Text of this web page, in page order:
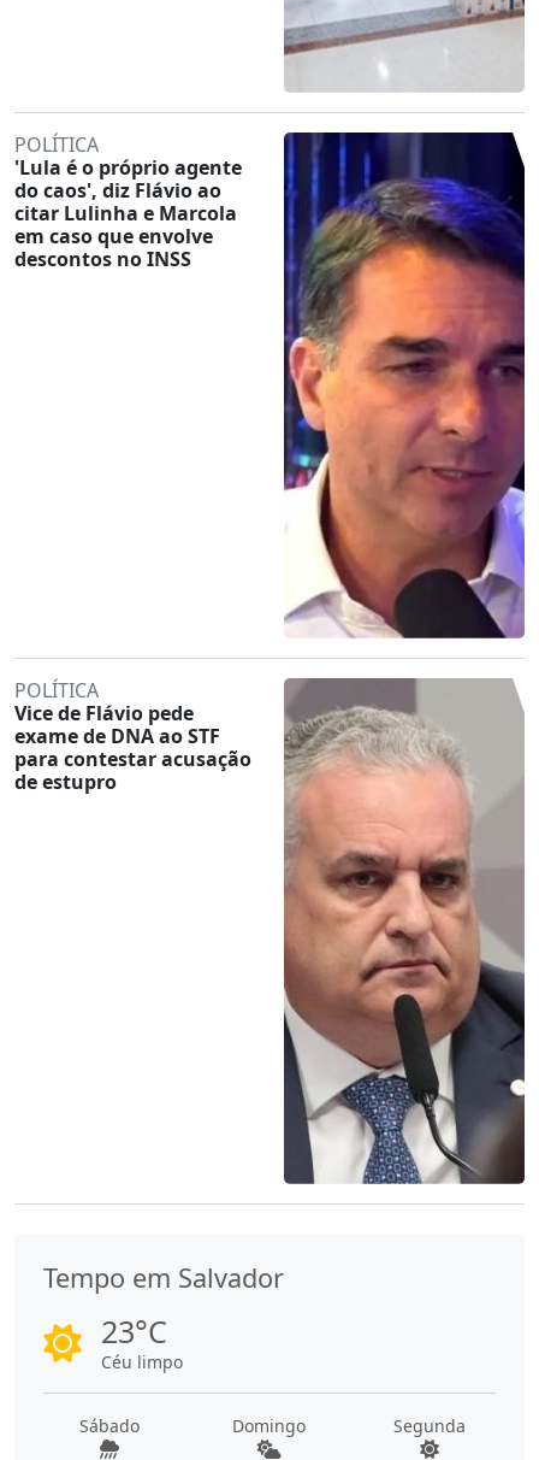
POLÍTICA
'Lula é o próprio agente
do caos', diz Flávio ao
citar Lulinha e Marcola
em caso que envolve
descontos no INSS
POLÍTICA
Vice de Flávio pede
exame de DNA ao STF
para contestar acusação
de estupro
Tempo em Salvador
23°C
Céu limpo
Sábado Domingo Segunda